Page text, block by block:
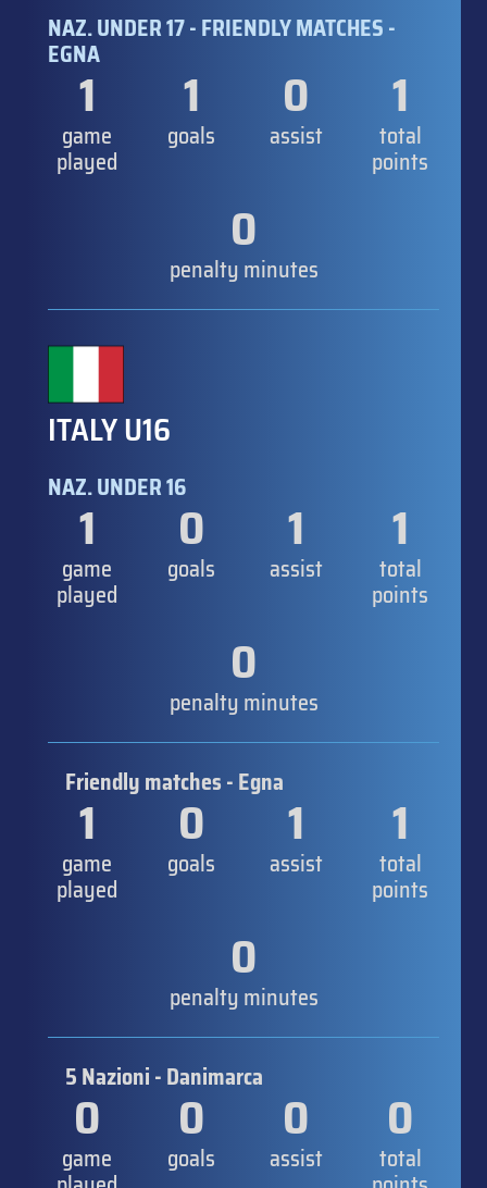
NAZ. UNDER 17 - FRIENDLY MATCHES -
EGNA
1
game
played
1
goals
0
assist
1
total
points
0
penalty minutes
ITALY U16
NAZ. UNDER 16
1
game
played
0
goals
1
assist
1
total
points
0
penalty minutes
Friendly matches - Egna
1
game
played
0
goals
1
assist
1
total
points
0
penalty minutes
5 Nazioni - Danimarca
0
game
0
goals
0
assist
0
total